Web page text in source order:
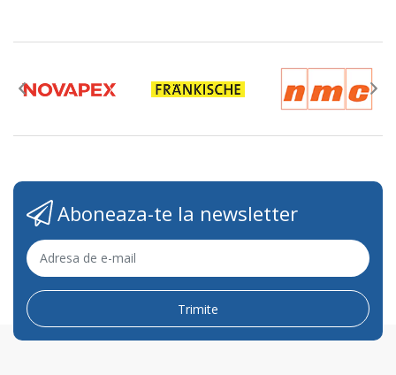
Aboneaza-te la newsletter
Trimite